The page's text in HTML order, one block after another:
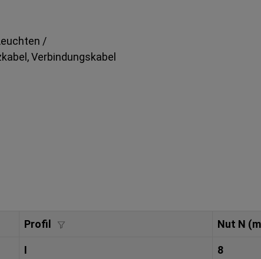
/
Verbindungskabel
Profil Nut N
I 8